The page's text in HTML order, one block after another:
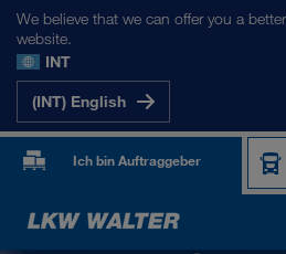
We believe that we can offer you a
website.
INT
(INT) English
Ich bin Auftraggeber